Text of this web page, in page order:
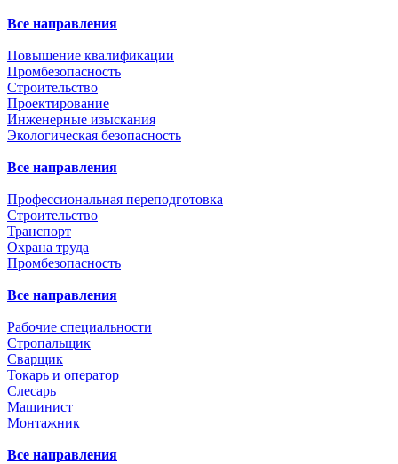
Все направления
Повышение квалификации
Промбезопасность
Строительство
Проектирование
Инженерные изыскания
Экологическая безопасность
Все направления
Профессиональная переподготовка
Строительство
Транспорт
Охрана труда
Промбезопасность
Все направления
Рабочие специальности
Стропальщик
Сварщик
Токарь и оператор
Слесарь
Машинист
Монтажник
Все направления